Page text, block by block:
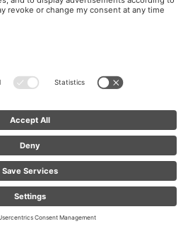
to see this content.
Accept
Usercentrics Consent
Platform
Kontakt
Impressum
Datenschutz
by